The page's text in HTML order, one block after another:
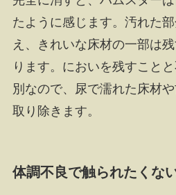
たように感じます。汚れた
え、きれいな床材の一部は
ります。においを残すこと
別なので、尿で濡れた床材
取り除きます。
体調不良で触られたくな